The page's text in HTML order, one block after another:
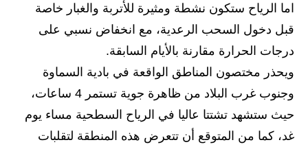
مرشحات
المرحلة الابتدائية
المرحلة المتوسطة
المرحلة الاعدادية
كتب مدرسية
اما الرياح ستكون نشطة ومثيرة للأتربة والغبار خاصة
قبل دخول السحب الرعدية، مع انخفاض نسبي على
درجات الحرارة مقارنة بالأيام السابقة.
ويحذر مختصون المناطق الواقعة في بادية السماوة
وجنوب غرب البلاد من ظاهرة جوية تستمر 4 ساعات،
حيث ستشهد تشتتا عاليا في الرياح السطحية مساء يوم
غد، كما من المتوقع أن تتعرض هذه المنطقة لتقلبات